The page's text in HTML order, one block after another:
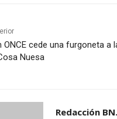
ONCE cede una furgoneta a
Nuesa
Redacción